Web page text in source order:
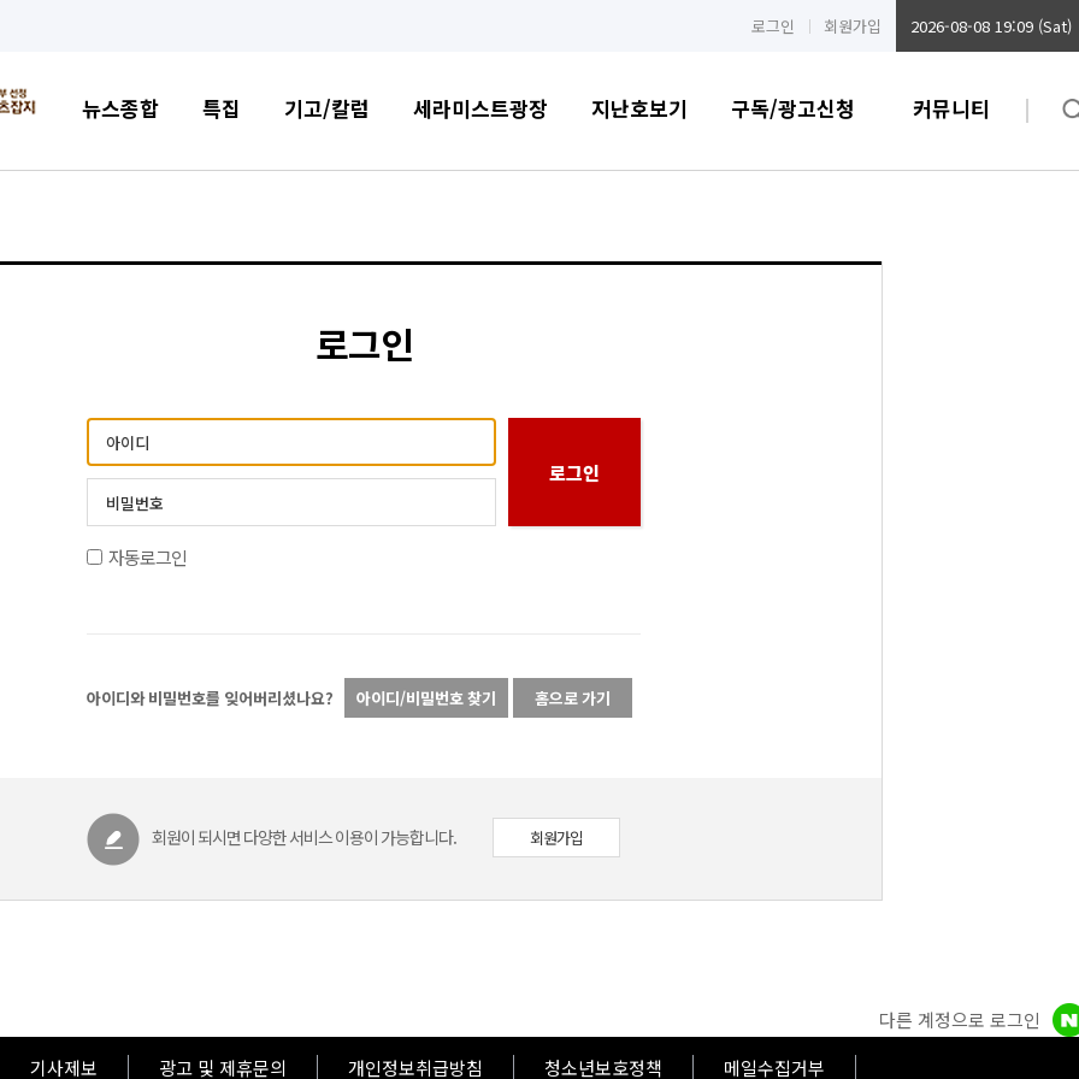
로그인 회원가입 2026-08-08 19:09 (Sat)
뉴스종합 특집 기고/칼럼 세라미스트광장 지난호보기 구독/광고신청 커뮤니티
로그인
자동로그인
아이디와 비밀번호를 잊어버리셨나요? 아이디/비밀번호 찾기 홈으로 가기
회원이 되시면 다양한 서비스 이용이 가능합니다. 회원가입
다른 계정으로 로그인
기사제보 광고 및 제휴문의 개인정보취급방침 청소년보호정책 메일수집거부